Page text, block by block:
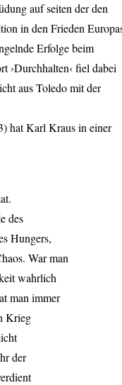
auf seiten der den
in den Frieden
Erfolge beim
›Durchhalten‹ fiel dabei
aus Toledo mit der
hat Karl Kraus in einer
des
Hungers,
War man
wahrlich
man immer
Krieg
der